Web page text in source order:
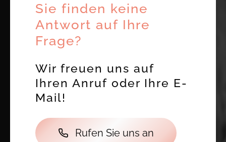
Sie finden keine
Antwort auf Ihre
Frage?
Wir freuen uns auf
Ihren Anruf oder Ihre E-
Mail!
Rufen Sie uns an